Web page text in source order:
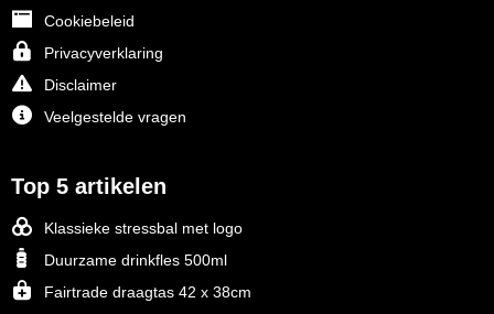
Cookiebeleid
Privacyverklaring
Disclaimer
Veelgestelde vragen
Top 5 artikelen
Klassieke stressbal met logo
Duurzame drinkfles 500ml
Fairtrade draagtas 42 x 38cm